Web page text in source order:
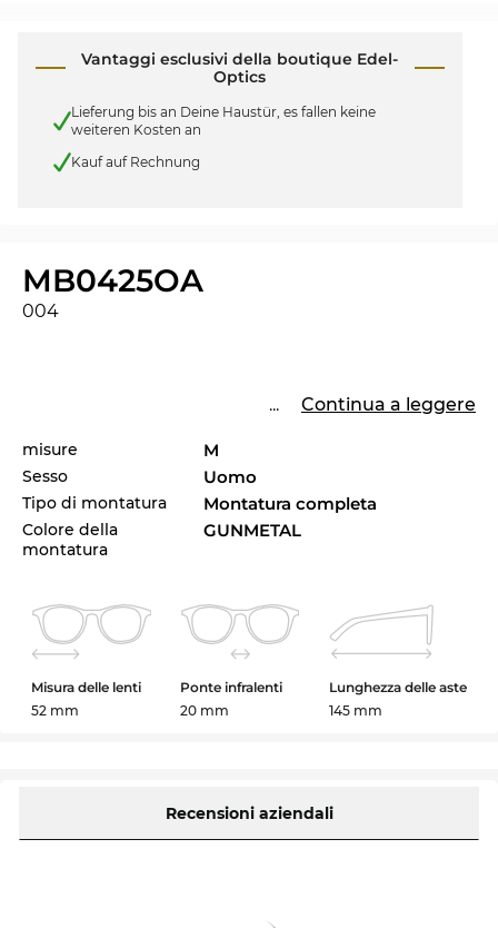
Vantaggi esclusivi della boutique Edel-
Optics
Lieferung bis an Deine Haustür, es fallen keine
weiteren Kosten an
Kauf auf Rechnung
MB0425OA
004
... Continua a leggere
misure M
Sesso Uomo
Tipo di montatura Montatura completa
Colore della
montatura
GUNMETAL
Misura delle lenti
52 mm
Ponte infralenti
20 mm
Lunghezza delle aste
145 mm
Recensioni aziendali